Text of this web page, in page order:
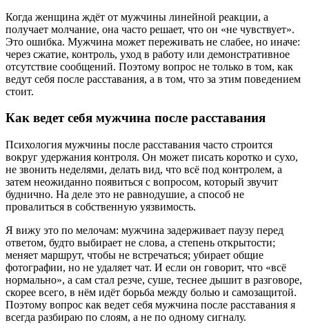
Когда женщина ждёт от мужчины линейной реакции, а
получает молчание, она часто решает, что он «не чувствует».
Это ошибка. Мужчина может переживать не слабее, но иначе:
через сжатие, контроль, уход в работу или демонстративное
отсутствие сообщений. Поэтому вопрос не только в том, как
ведут себя после расставания, а в том, что за этим поведением
стоит.
Как ведет себя мужчина после расставания
Психология мужчины после расставания часто строится
вокруг удержания контроля. Он может писать коротко и сухо,
не звонить неделями, делать вид, что всё под контролем, а
затем неожиданно появиться с вопросом, который звучит
буднично. На деле это не равнодушие, а способ не
провалиться в собственную уязвимость.
Я вижу это по мелочам: мужчина задерживает паузу перед
ответом, будто выбирает не слова, а степень открытости;
меняет маршрут, чтобы не встречаться; убирает общие
фотографии, но не удаляет чат. И если он говорит, что «всё
нормально», а сам стал резче, суше, теснее дышит в разговоре,
скорее всего, в нём идёт борьба между болью и самозащитой.
Поэтому вопрос как ведет себя мужчина после расставания я
всегда разбираю по слоям, а не по одному сигналу.